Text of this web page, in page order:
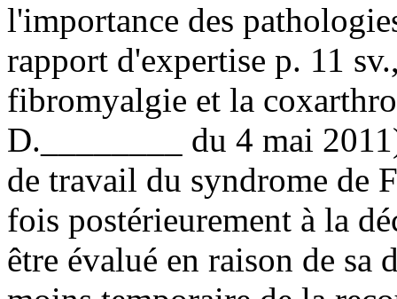
l'importance des
rapport d'expertise p. 11
fibromyalgie et la
D.________ du 4 mai
de travail du syndrome de
fois postérieurement à la
être évalué en raison de sa